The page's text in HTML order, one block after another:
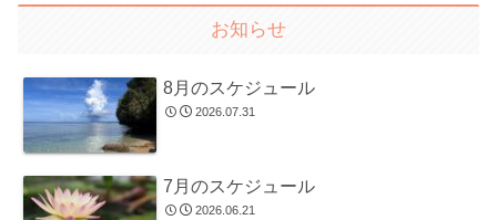
お知らせ
8月のスケジュール
2026.07.31
7月のスケジュール
2026.06.21